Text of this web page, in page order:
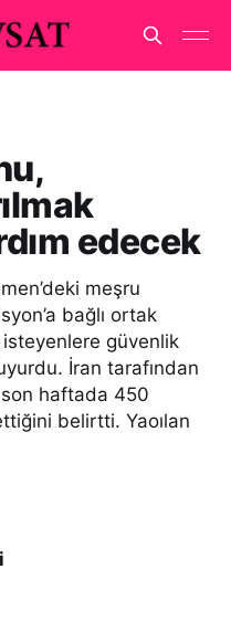
edecek
meşru
bağlı ortak
güvenlik
İran tarafından
haftada 450
belirtti. Yaoılan